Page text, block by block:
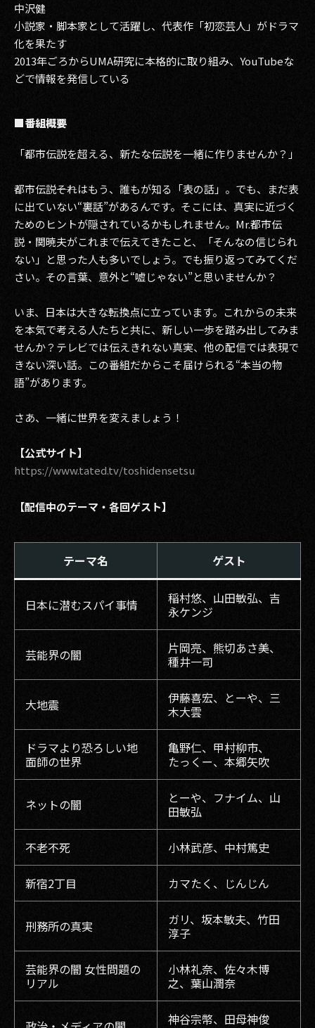
中沢健
小説家・脚本家として活躍し、代表作「初恋芸人」がドラマ
化を果たす
2013年ごろからUMA研究に本格的に取り組み、YouTubeな
どで情報を発信している
■番組概要
「都市伝説を超える、新たな伝説を一緒に作りませんか？」
都市伝説――それはもう、誰もが知る「表の話」。でも、まだ表
に出ていない“裏話”があるんです。そこには、真実に近づく
ためのヒントが隠されているかもしれません。Mr.都市伝
説・関暁夫がこれまで伝えてきたこと、「そんなの信じられ
ない」と思った人も多いでしょう。でも振り返ってみてくだ
さい。その言葉、意外と“嘘じゃない”と思いませんか？
いま、日本は大きな転換点に立っています。これからの未来
を本気で考える人たちと共に、新しい一歩を踏み出してみま
せんか？テレビでは伝えきれない真実、他の配信では表現で
きない深い話。この番組だからこそ届けられる“本当の物
語”があります。
さあ、一緒に世界を変えましょう！
【公式サイト】
https://www.tated.tv/toshidensetsu
【配信中のテーマ・各回ゲスト】
テーマ名 ゲスト
日本に潜むスパイ事情
稲村悠、山田敏弘、吉
永ケンジ
芸能界の闇
片岡亮、熊切あさ美、
種井一司
大地震
伊藤喜宏、とーや、三
木大雲
ドラマより恐ろしい地
面師の世界
亀野仁、甲村柳市、
たっくー、本郷矢吹
ネットの闇
とーや、フナイム、山
田敏弘
不老不死 小林武彦、中村篤史
新宿2丁目 カマたく、じんじん
刑務所の真実
ガリ、坂本敏夫、竹田
淳子
芸能界の闇 女性問題の
リアル
小林礼奈、佐々木博
之、葉山潤奈
神谷宗幣、田母神俊